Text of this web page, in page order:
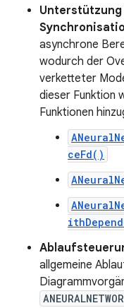
Unterstützung
asynchrone
wodurch der
verketteter
dieser Funktion
Funktionen
ceFd()
allgemeine